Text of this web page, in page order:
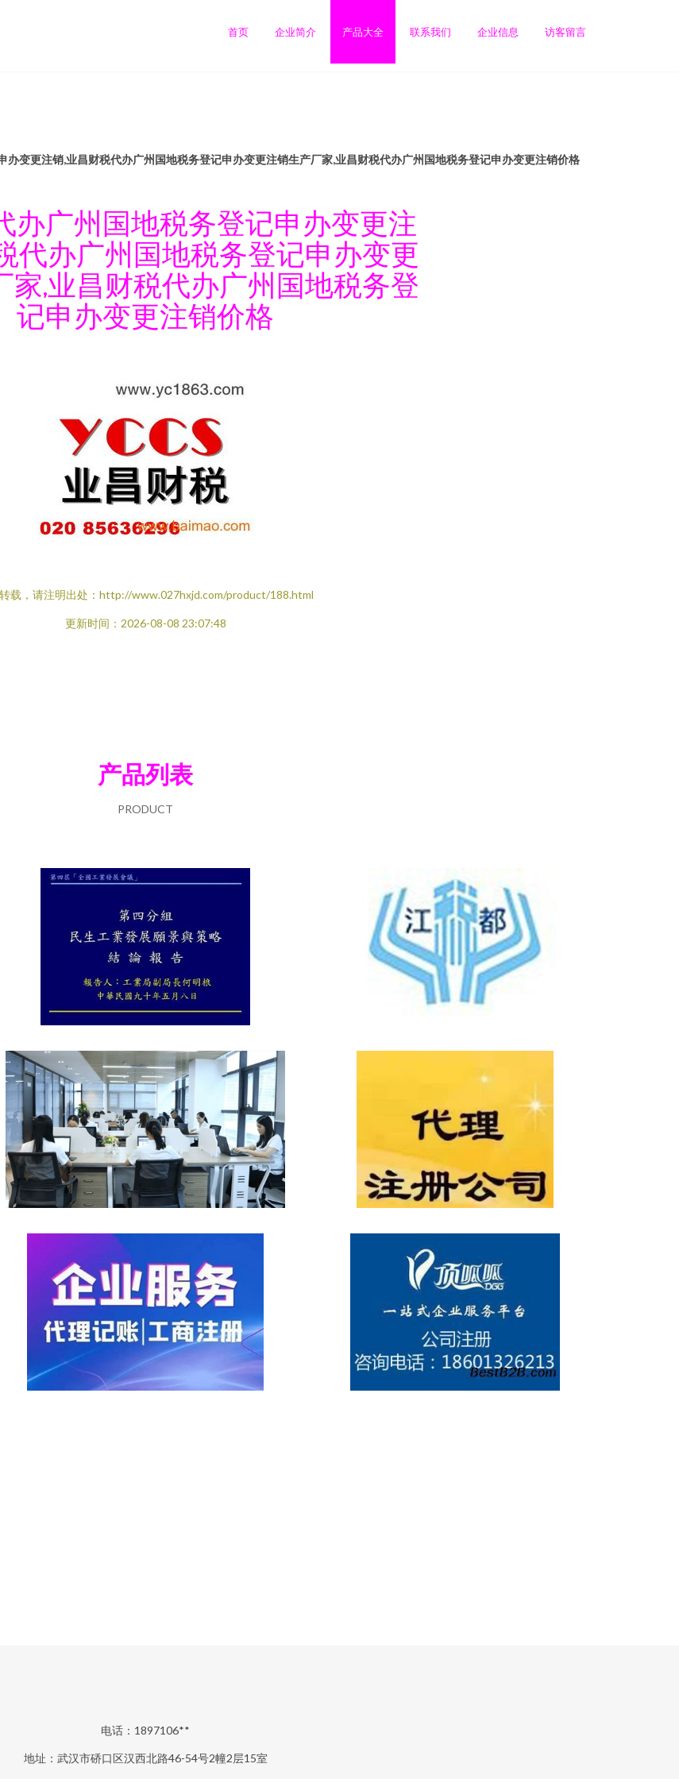
首页 企业简介 产品大全 联系我们 企业信息 访客留言
办变更注销,业昌财税代办广州国地税务登记申办变更注销生产厂家,业昌财税代办广州国地税务登记申办变更注销价格
办广州国地税务登记申办变更注
代办广州国地税务登记申办变更
家,业昌财税代办广州国地税务登
记申办变更注销价格
载，请注明出处：http://www.027hxjd.com/product/188.html
更新时间：2026-08-08 23:07:48
产品列表
PRODUCT
电话：1897106**
地址：武汉市硚口区汉西北路46-54号2幢2层15室